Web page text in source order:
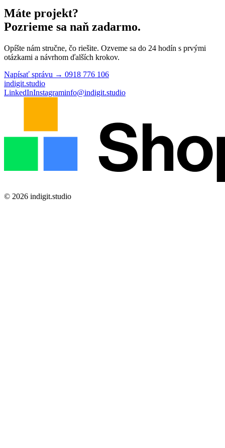
Máte projekt?
Pozrieme sa naň zadarmo.
Opíšte nám stručne, čo riešite. Ozveme sa do 24 hodín s prvými
otázkami a návrhom ďalších krokov.
Napísať správu → 0918 776 106
indigit.studio
LinkedInInstagraminfo@indigit.studio
© 2026 indigit.studio